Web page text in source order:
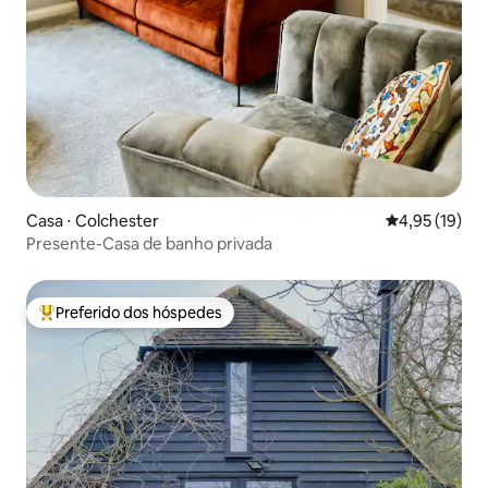
Casa ⋅ Colchester 4,95 de uma
4,95 (19)
Presente-Casa de banho privada
Entre os melhores preferidos dos hóspedes
Preferido dos hóspedes